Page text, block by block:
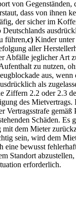
von
dass von ihnen
der sicher im
führen,c) Kinder unter
aller
Abfälle jeglicher Art
zu nutzen,
aus,
als
Ziffern 2.2 oder 2.3
des Mietvertrags.
Schäden. Es
dem Mieter
sein, wird dem
eine bewusst
Standort
erforderlich.